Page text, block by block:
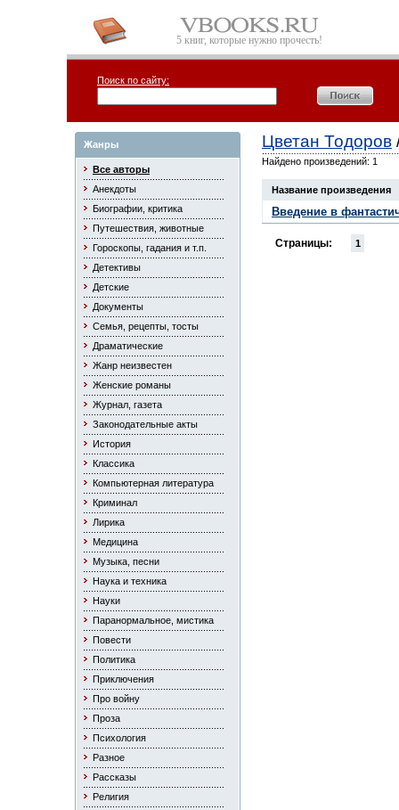
5 книг, которые нужно прочесть!
Поиск по сайту:
Жанры
Все авторы
Анекдоты
Биографии, критика
Путешествия, животные
Гороскопы, гадания и т.п.
Детективы
Детские
Документы
Семья, рецепты, тосты
Драматические
Жанр неизвестен
Женские романы
Журнал, газета
Законодательные акты
История
Классика
Компьютерная литература
Криминал
Лирика
Медицина
Музыка, песни
Наука и техника
Науки
Паранормальное, мистика
Повести
Политика
Приключения
Про войну
Проза
Психология
Разное
Рассказы
Религия
Цветан Тодоров
Найдено произведений: 1
Название произведения
Введение в
Страницы: 1